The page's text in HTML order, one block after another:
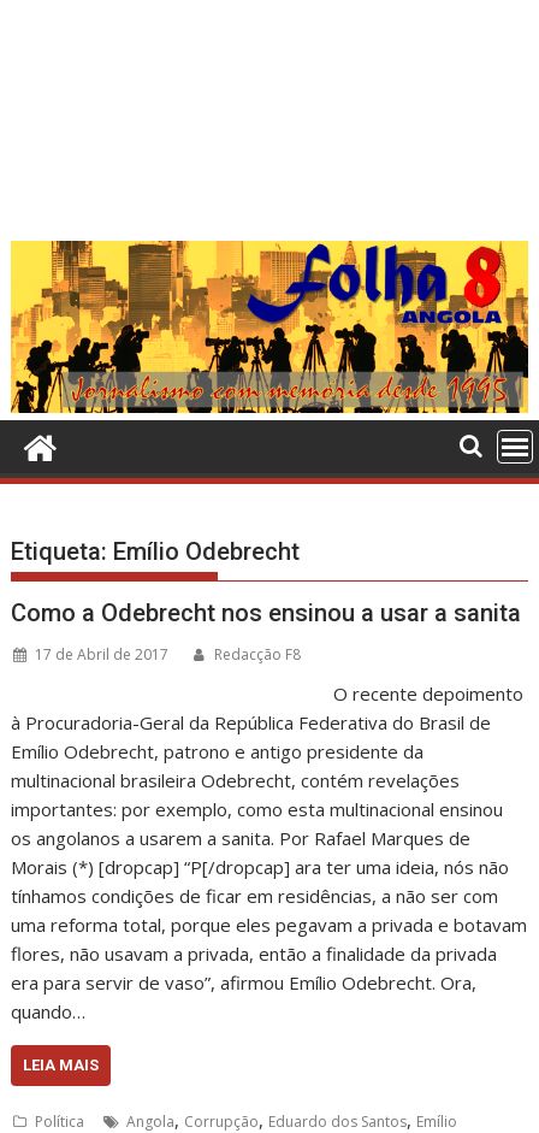
Etiqueta: Emílio Odebrecht
Como a Odebrecht nos ensinou a usar a sanita
17 de Abril de 2017 Redacção F8
O recente depoimento
à Procuradoria-Geral da República Federativa do Brasil de
Emílio Odebrecht, patrono e antigo presidente da
multinacional brasileira Odebrecht, contém revelações
importantes: por exemplo, como esta multinacional ensinou
os angolanos a usarem a sanita. Por Rafael Marques de
Morais (*) [dropcap] “P[/dropcap] ara ter uma ideia, nós não
tínhamos condições de ficar em residências, a não ser com
uma reforma total, porque eles pegavam a privada e botavam
flores, não usavam a privada, então a finalidade da privada
era para servir de vaso”, afirmou Emílio Odebrecht. Ora,
quando…
LEIA MAIS
Política Angola, Corrupção, Eduardo dos Santos, Emílio